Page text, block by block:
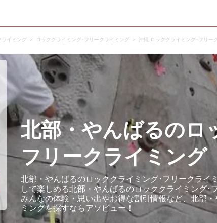
ライミング ロッククライミング･フリークライミング 沖縄 ロッククライミング･フリー
北部・やんばるのロ
フリークライミング
北部・やんばるのロッククライミング･フリークラ
して楽しめる北部・やんばるのロッククライミング･
みんなの体験・思い出やお得な割引情報など、北部
ミングを探すならアソビュー！